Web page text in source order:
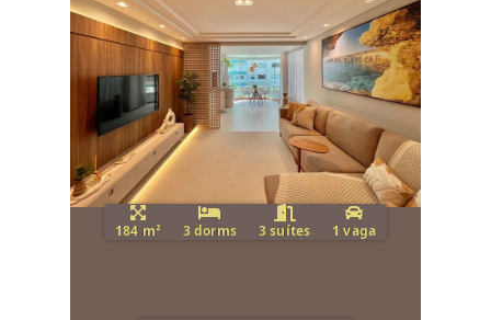
184 m² 3 dorms 3 suítes 1 vaga